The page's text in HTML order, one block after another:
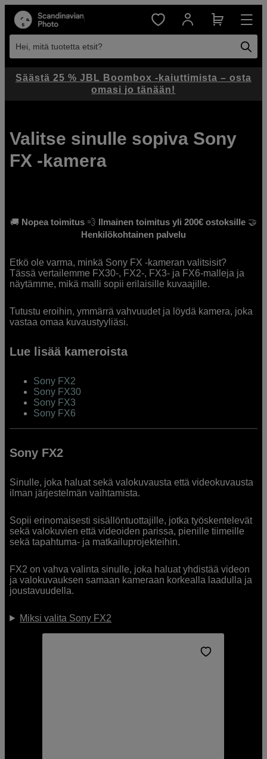
Hei, mitä tuotetta etsit?
Valitse sinulle sopiva Sony
FX -kamera
🚚 Nopea toimitus💨 Ilmainen toimitus yli 200€ ostoksille 🤝
Henkilökohtainen palvelu
Etkö ole varma, minkä Sony FX -kameran valitsisit?
Tässä vertailemme FX30-, FX2-, FX3- ja FX6-malleja ja
näytämme, mikä malli sopii erilaisille kuvaajille.
Tutustu eroihin, ymmärrä vahvuudet ja löydä kamera, joka
vastaa omaa kuvaustyyliäsi.
Lue lisää kameroista
Sony FX2
Sony FX30
Sony FX3
Sony FX6
Sony FX2
Sinulle, joka haluat sekä valokuvausta että videokuvausta
ilman järjestelmän vaihtamista.
Sopii erinomaisesti sisällöntuottajille, jotka työskentelevät
sekä valokuvien että videoiden parissa, pienille tiimeille
sekä tapahtuma- ja matkailuprojekteihin.
FX2 on vahva valinta sinulle, joka haluat yhdistää videon
ja valokuvauksen samaan kameraan korkealla laadulla ja
joustavuudella.
Miksi valita Sony FX2
Säästä 25 % JBL Boombox -kaiuttimista – osta
omasi jo tänään!